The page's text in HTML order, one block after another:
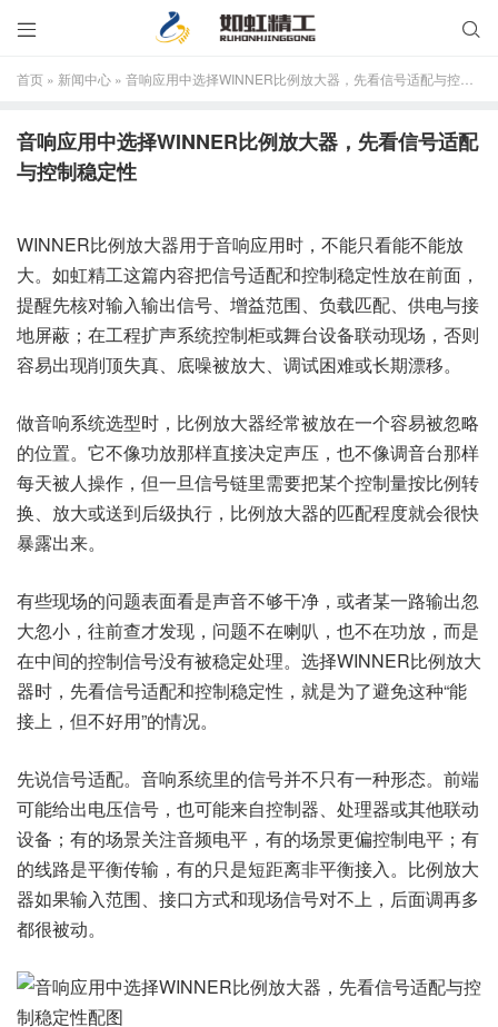


首页 » 新闻中心 » 音响应用中选择WINNER比例放大器，先看信号适配与控制稳定性
音响应用中选择WINNER比例放大器，先看信号适配
与控制稳定性
WINNER比例放大器用于音响应用时，不能只看能不能放
大。如虹精工这篇内容把信号适配和控制稳定性放在前面，
提醒先核对输入输出信号、增益范围、负载匹配、供电与接
地屏蔽；在工程扩声系统控制柜或舞台设备联动现场，否则
容易出现削顶失真、底噪被放大、调试困难或长期漂移。
做音响系统选型时，比例放大器经常被放在一个容易被忽略
的位置。它不像功放那样直接决定声压，也不像调音台那样
每天被人操作，但一旦信号链里需要把某个控制量按比例转
换、放大或送到后级执行，比例放大器的匹配程度就会很快
暴露出来。
有些现场的问题表面看是声音不够干净，或者某一路输出忽
大忽小，往前查才发现，问题不在喇叭，也不在功放，而是
在中间的控制信号没有被稳定处理。选择WINNER比例放大
器时，先看信号适配和控制稳定性，就是为了避免这种“能
接上，但不好用”的情况。
先说信号适配。音响系统里的信号并不只有一种形态。前端
可能给出电压信号，也可能来自控制器、处理器或其他联动
设备；有的场景关注音频电平，有的场景更偏控制电平；有
的线路是平衡传输，有的只是短距离非平衡接入。比例放大
器如果输入范围、接口方式和现场信号对不上，后面调再多
都很被动。